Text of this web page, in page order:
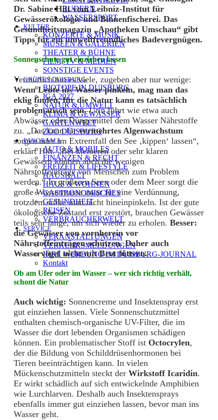
RUDERN
WASSERSPORT
KULTUR
KONZERTE & MUSIK
MUSEEN & GALERIEN
THEATER & BÜHNE
FILM, TV & MEDIEN
SONSTIGE EVENTS
GRÜNES DUISBURG
BIOTOPE IN DUISBURG
IGA 2027
NATUR & UMWELT
KLIMA & GEWÄSSER
GARTENWELT
ZOO DUISBURG
PANORAMA
AUTO & MOBILES
FINANZEN & RECHT
FREIZEIT & LIFESTYLE
HAUSHALT
HAUS & WOHNEN
GASTRONOMISCHES
GESUNDHEIT
REISEN
VERBRAUCHERWELT
SERVICE
VERANSTALTUNGEN
VERKEHRSMELDUNGEN
IHRE WERBUNG IM DUISBURG-JOURNAL
Kontakt
Dr. Sabine Hilt vom Leibniz-Institut für
Gewässerökologie und Binnenfischerei. Das
Gesundheitsmagazin „Apotheken Umschau“ gibt
Tipps für ein umweltfreundliches Badevergnügen.
Sonnenschutz gut einziehen lassen
Vermutlich tun es viele, zugeben aber nur wenige:
Wenn Leute ins Wasser pinkeln, mag man das
eklig finden, für die Natur kann es tatsächlich
problematisch sein. Urin führt wie etwa auch
Abwässer oder Düngemittel dem Wasser Nährstoffe
zu. „Das kann fürvermehrtes Algenwachstum
sorgen oder im Extremfall den See ‚kippen‘ lassen“,
erklärt Hilt. „Bei kleineren oder sehr klaren
Gewässern können auch die wenigen
Nährstoffeinträge von Menschen zum Problem
werden.“ In größeren Seen oder dem Meer sorgt die
große Wassermasse zwar für eine Verdünnung,
trotzdem sollte man nicht hineinpinkeln. Ist der gute
ökologische Zustand erst zerstört, brauchen Gewässer
teils sehr lange, um sich wieder zu erholen. Besser:
die Gewässer von vornherein vor
Nährstoffeinträgen schützen. Daher auch
Wasservögel nicht mit Brot füttern.
Ob am Ufer oder im Wasser – wer sich richtig verhält,
schont die Natur
Auch wichtig: Sonnencreme und Insektenspray erst
gut einziehen lassen. Viele Sonnenschutzmittel
enthalten chemisch-organische UV-Filter, die im
Wasser die dort lebenden Organismen schädigen
können. Ein problematischer Stoff ist Octocrylen,
der die Bildung von Schilddrüsenhormonen bei
Tieren beeinträchtigen kann. In vielen
Mückenschutzmitteln steckt der Wirkstoff Icaridin.
Er wirkt schädlich auf sich entwickelnde Amphibien
wie Lurchlarven. Deshalb auch Insektensprays
ebenfalls immer gut einziehen lassen, bevor man ins
Wasser geht.